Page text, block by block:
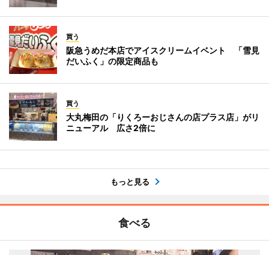
買う
阪急うめだ本店でアイスクリームイベント 「雪見
だいふく」の限定商品も
買う
大丸梅田の「りくろーおじさんの店プラス店」がリ
ニューアル 広さ2倍に
もっと見る
食べる